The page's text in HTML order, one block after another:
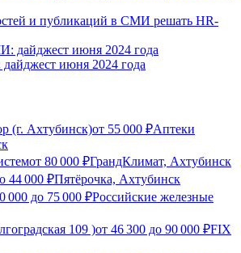
и публикаций в СМИ решать HR-
июня 2024 года
(г. Ахтубинск)от 55 000 ₽Аптеки
от 80 000 ₽ГрандКлимат, Ахтубинск
44 000 ₽Пятёрочка, Ахтубинск
000 до 75 000 ₽Российские железные
109 )от 46 300 до 90 000 ₽FIX